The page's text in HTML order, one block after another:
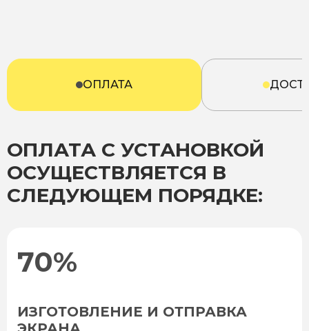
ОПЛАТА
ОПЛАТА С УСТАНОВКОЙ
ОСУЩЕСТВЛЯЕТСЯ В
СЛЕДУЮЩЕМ ПОРЯДКЕ:
70%
ИЗГОТОВЛЕНИЕ И ОТПРАВКА